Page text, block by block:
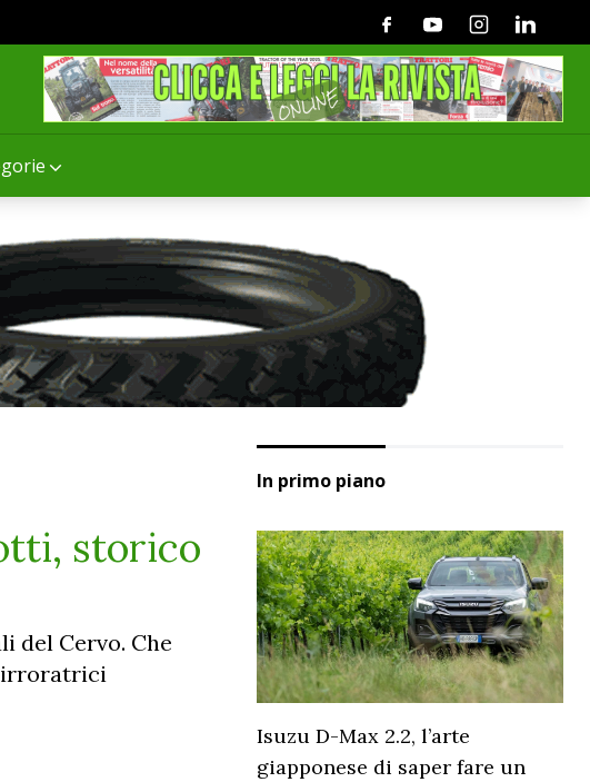
FacebookYoutubeInstagramLinkedin
storico
del Cervo. Che
irroratrici
In primo piano
Isuzu D-Max 2.2, l’arte
giapponese di saper fare un